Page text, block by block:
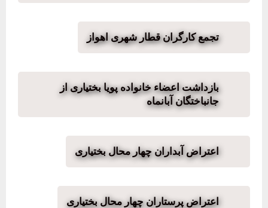
تجمع کارگران قطار شهری اهواز
بازداشت اعضاء خانواده پویا بختیاری از
جانباختگان آبانماه
اعتراض آبداران چهار محال بختیاری
اعتراض پرستاران چهار محال بختیاری